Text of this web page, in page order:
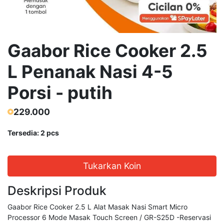
Gaabor Rice Cooker 2.5
L Penanak Nasi 4-5
Porsi - putih
229.000
Tersedia: 2 pcs
Tukarkan Koin
Deskripsi Produk
Gaabor Rice Cooker 2.5 L Alat Masak Nasi Smart Micro
Processor 6 Mode Masak Touch Screen / GR-S25D -Reservasi